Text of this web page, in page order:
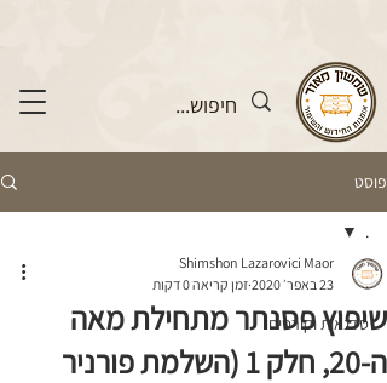
פוסט
.
סדנאות וקורסים
.
שיפוץ פסנתר מתחילת מאה
ה-20, חלק 1 (השלמת פורניר
Shimshon Lazarovici Maor
23 באפר׳ 2020
זמן קריאה 0 דקות